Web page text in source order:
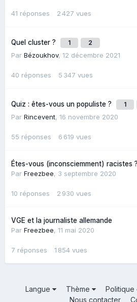
41 réponses 2 427 vues
Quel cluster ? 1 2
Par Bézoukhov, 12 décembre 2021
40 réponses 5 347 vues
Quiz : êtes-vous un populiste ? 1
Par Rincevent, 16 novembre 2020
55 réponses 6 619 vues
Étes-vous (inconsciemment) racistes ?
Par Freezbee, 3 septembre 2020
10 réponses 2 930 vues
VGE et la journaliste allemande
Par Freezbee, 11 mai 2020
7 réponses 1 854 vues
Langue Thème
Politique
Nous contacter